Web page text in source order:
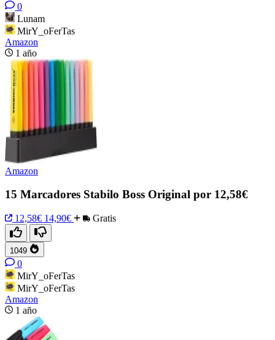
0
Lunam
MirY_oFerTas
Amazon
1 año
Amazon
15 Marcadores Stabilo Boss Original por 12,58€
12,58€ 14,90€ Gratis
1049
0
MirY_oFerTas
MirY_oFerTas
Amazon
1 año